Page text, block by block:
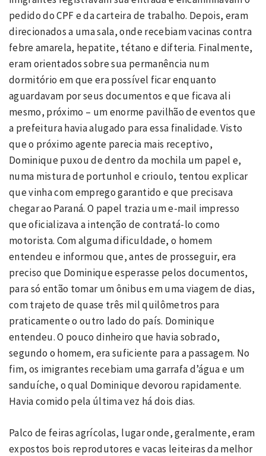
pedido do CPF e da carteira de trabalho. Depois, eram
direcionados a uma sala, onde recebiam vacinas contra
febre amarela, hepatite, tétano e difteria. Finalmente,
eram orientados sobre sua permanência num
dormitório em que era possível ficar enquanto
aguardavam por seus documentos e que ficava ali
mesmo, próximo – um enorme pavilhão de eventos que
a prefeitura havia alugado para essa finalidade. Visto
que o próximo agente parecia mais receptivo,
Dominique puxou de dentro da mochila um papel e,
numa mistura de portunhol e crioulo, tentou explicar
que vinha com emprego garantido e que precisava
chegar ao Paraná. O papel trazia um e-mail impresso
que oficializava a intenção de contratá-lo como
motorista. Com alguma dificuldade, o homem
entendeu e informou que, antes de prosseguir, era
preciso que Dominique esperasse pelos documentos,
para só então tomar um ônibus em uma viagem de dias,
com trajeto de quase três mil quilômetros para
praticamente o outro lado do país. Dominique
entendeu. O pouco dinheiro que havia sobrado,
segundo o homem, era suficiente para a passagem. No
fim, os imigrantes recebiam uma garrafa d’água e um
sanduíche, o qual Dominique devorou rapidamente.
Havia comido pela última vez há dois dias.
Palco de feiras agrícolas, lugar onde, geralmente, eram
expostos bois reprodutores e vacas leiteiras da melhor